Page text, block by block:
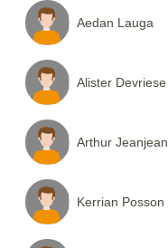
Aedan Lauga
Alister Devriese
Arthur Jeanjean
Kerrian Posson